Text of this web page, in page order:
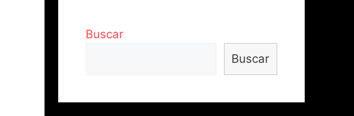
Buscar
Buscar